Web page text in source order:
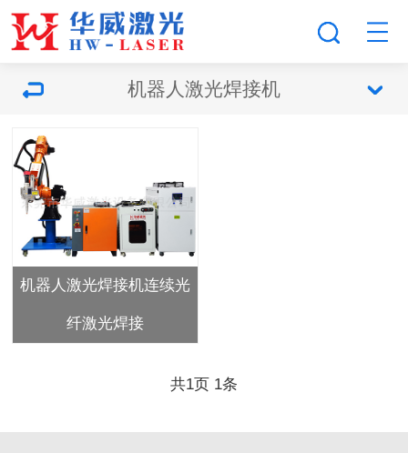
机器人激光焊接机
机器人激光焊接机连续光
纤激光焊接
共1页 1条